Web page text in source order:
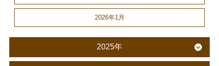
2026年1月
2025年